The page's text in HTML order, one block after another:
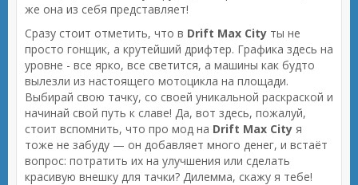
же она из себя представляет!
Сразу стоит отметить, что в Drift Max City ты не
просто гонщик, а крутейший дрифтер. Графика здесь на
уровне - все ярко, все светится, а машины как будто
вылезли из настоящего мотоцикла на площади.
Выбирай свою тачку, со своей уникальной раскраской и
начинай свой путь к славе! Да, вот здесь, пожалуй,
стоит вспомнить, что про мод на Drift Max City я
тоже не забуду — он добавляет много денег, и встаёт
вопрос: потратить их на улучшения или сделать
красивую внешку для тачки? Дилемма, скажу я тебе!